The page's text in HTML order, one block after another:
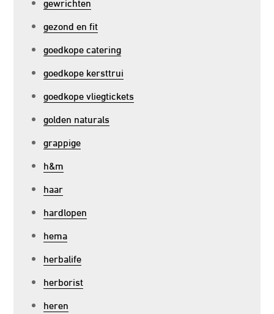
gezond en fit
goedkope catering
goedkope kersttrui
goedkope vliegtickets
golden naturals
grappige
h&m
haar
hardlopen
hema
herbalife
herborist
heren